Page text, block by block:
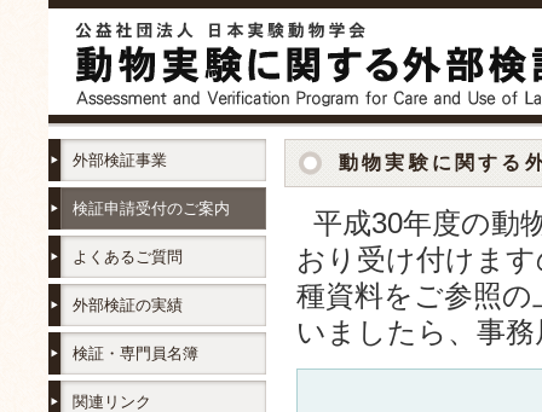
外部検証事業
検証申請受付のご案内
よくあるご質問
外部検証の実績
検証・専門員名簿
関連リンク
動物実験に関する
平成30年度の動
おり受け付けま
種資料をご参照
いましたら、事